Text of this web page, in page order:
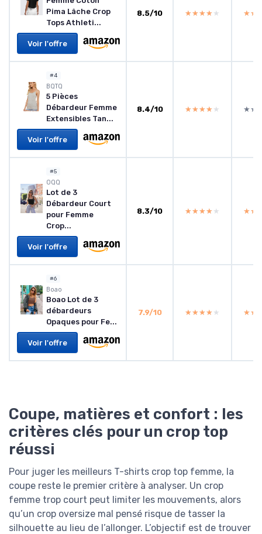
Pima Lâche Crop
Tops Athleti...
Voir l'offre
8.5/10 ★★★★★
★★★★★
#4
BQTQ
5 Pièces
Débardeur Femme
Extensibles Tan...
Voir l'offre
8.4/10 ★★★★★
★★★★★
#5
OQQ
Lot de 3
Débardeur Court
pour Femme
Crop...
Voir l'offre
8.3/10 ★★★★★
★★★★★
#6
Boao
Boao Lot de 3
débardeurs
Opaques pour Fe...
Voir l'offre
7.9/10 ★★★★★
★★★★★
Coupe, matières et confort : les
critères clés pour un crop top
réussi
Pour juger les meilleurs T-shirts crop top femme, la
coupe reste le premier critère à analyser. Un crop
femme trop court peut limiter les mouvements, alors
qu’un crop oversize mal pensé risque de tasser la
silhouette au lieu de l’allonger. L’objectif est de trouver